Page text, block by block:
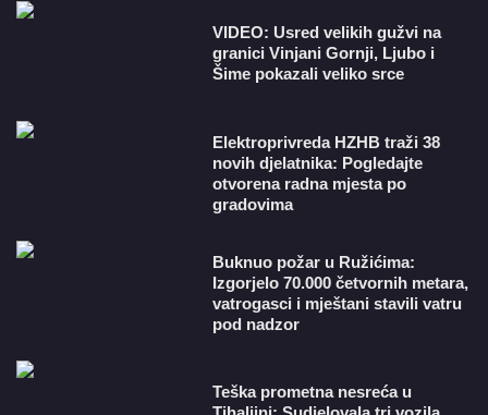
VIDEO: Usred velikih gužvi na
granici Vinjani Gornji, Ljubo i
Šime pokazali veliko srce
​Elektroprivreda HZHB traži 38
novih djelatnika: Pogledajte
otvorena radna mjesta po
gradovima
Buknuo požar u Ružićima:
Izgorjelo 70.000 četvornih metara,
vatrogasci i mještani stavili vatru
pod nadzor
Teška prometna nesreća u